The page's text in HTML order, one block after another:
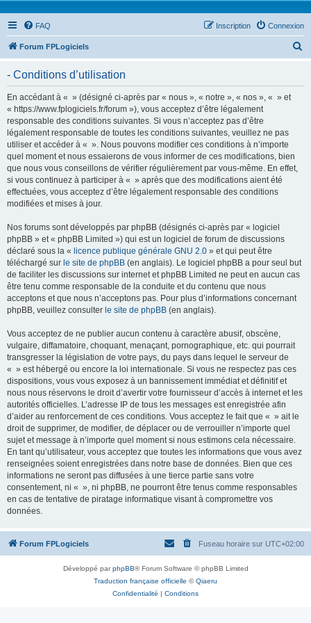
FAQ Connexion
Inscription
Forum FPLogiciels
- Conditions d’utilisation
En accédant à « » (désigné ci-après par « nous », « notre », « nos », « » et
« https://www.fplogiciels.fr/forum »), vous acceptez d’être légalement
responsable des conditions suivantes. Si vous n’acceptez pas d’être
légalement responsable de toutes les conditions suivantes, veuillez ne pas
utiliser et accéder à « ». Nous pouvons modifier ces conditions à n’importe
quel moment et nous essaierons de vous informer de ces modifications, bien
que nous vous conseillons de vérifier régulièrement par vous-même. En effet,
si vous continuez à participer à « » après que des modifications aient été
effectuées, vous acceptez d’être légalement responsable des conditions
modifiées et mises à jour.
Nos forums sont développés par phpBB (désignés ci-après par « logiciel
phpBB » et « phpBB Limited ») qui est un logiciel de forum de discussions
déclaré sous la « licence publique générale GNU 2.0 » et qui peut être
téléchargé sur le site de phpBB (en anglais). Le logiciel phpBB a pour seul but
de faciliter les discussions sur internet et phpBB Limited ne peut en aucun cas
être tenu comme responsable de la conduite et du contenu que nous
acceptons et que nous n’acceptons pas. Pour plus d’informations concernant
phpBB, veuillez consulter le site de phpBB (en anglais).
Vous acceptez de ne publier aucun contenu à caractère abusif, obscène,
vulgaire, diffamatoire, choquant, menaçant, pornographique, etc. qui pourrait
transgresser la législation de votre pays, du pays dans lequel le serveur de
« » est hébergé ou encore la loi internationale. Si vous ne respectez pas ces
dispositions, vous vous exposez à un bannissement immédiat et définitif et
nous nous réservons le droit d’avertir votre fournisseur d’accès à internet et les
autorités officielles. L’adresse IP de tous les messages est enregistrée afin
d’aider au renforcement de ces conditions. Vous acceptez le fait que « » ait le
droit de supprimer, de modifier, de déplacer ou de verrouiller n’importe quel
sujet et message à n’importe quel moment si nous estimons cela nécessaire.
En tant qu’utilisateur, vous acceptez que toutes les informations que vous avez
renseignées soient enregistrées dans notre base de données. Bien que ces
informations ne seront pas diffusées à une tierce partie sans votre
consentement, ni « », ni phpBB, ne pourront être tenus comme responsables
en cas de tentative de piratage informatique visant à compromettre vos
données.
Forum FPLogiciels Fuseau horaire sur UTC+02:00
Développé parphpBB® Forum Software © phpBB Limited
Traduction française officielle ©Qiaeru
Confidentialité | Conditions